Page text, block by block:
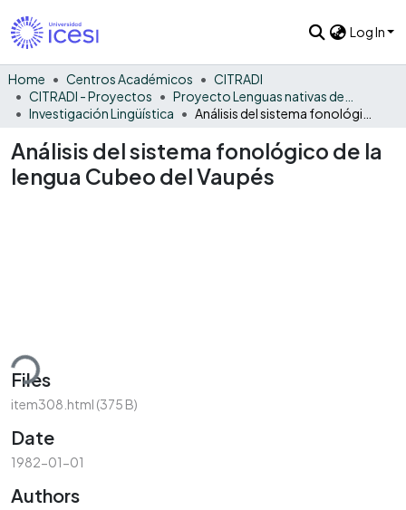
Log In
Home Centros Académicos
CITRADI
CITRADI - Proyectos
Investigación Lingüística
Análisis del sistema fonológico de la
lengua Cubeo del Vaupés
Files
item308.html (375 B)
Date
1982-01-01
Authors